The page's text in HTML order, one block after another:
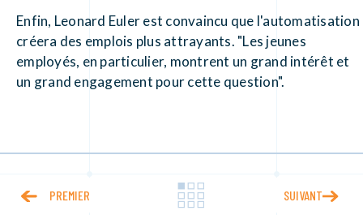
Enfin, Leonard Euler est convaincu que l'automatisation
créera des emplois plus attrayants. "Les jeunes
employés, en particulier, montrent un grand intérêt et
un grand engagement pour cette question".
PREMIER SUIVANT